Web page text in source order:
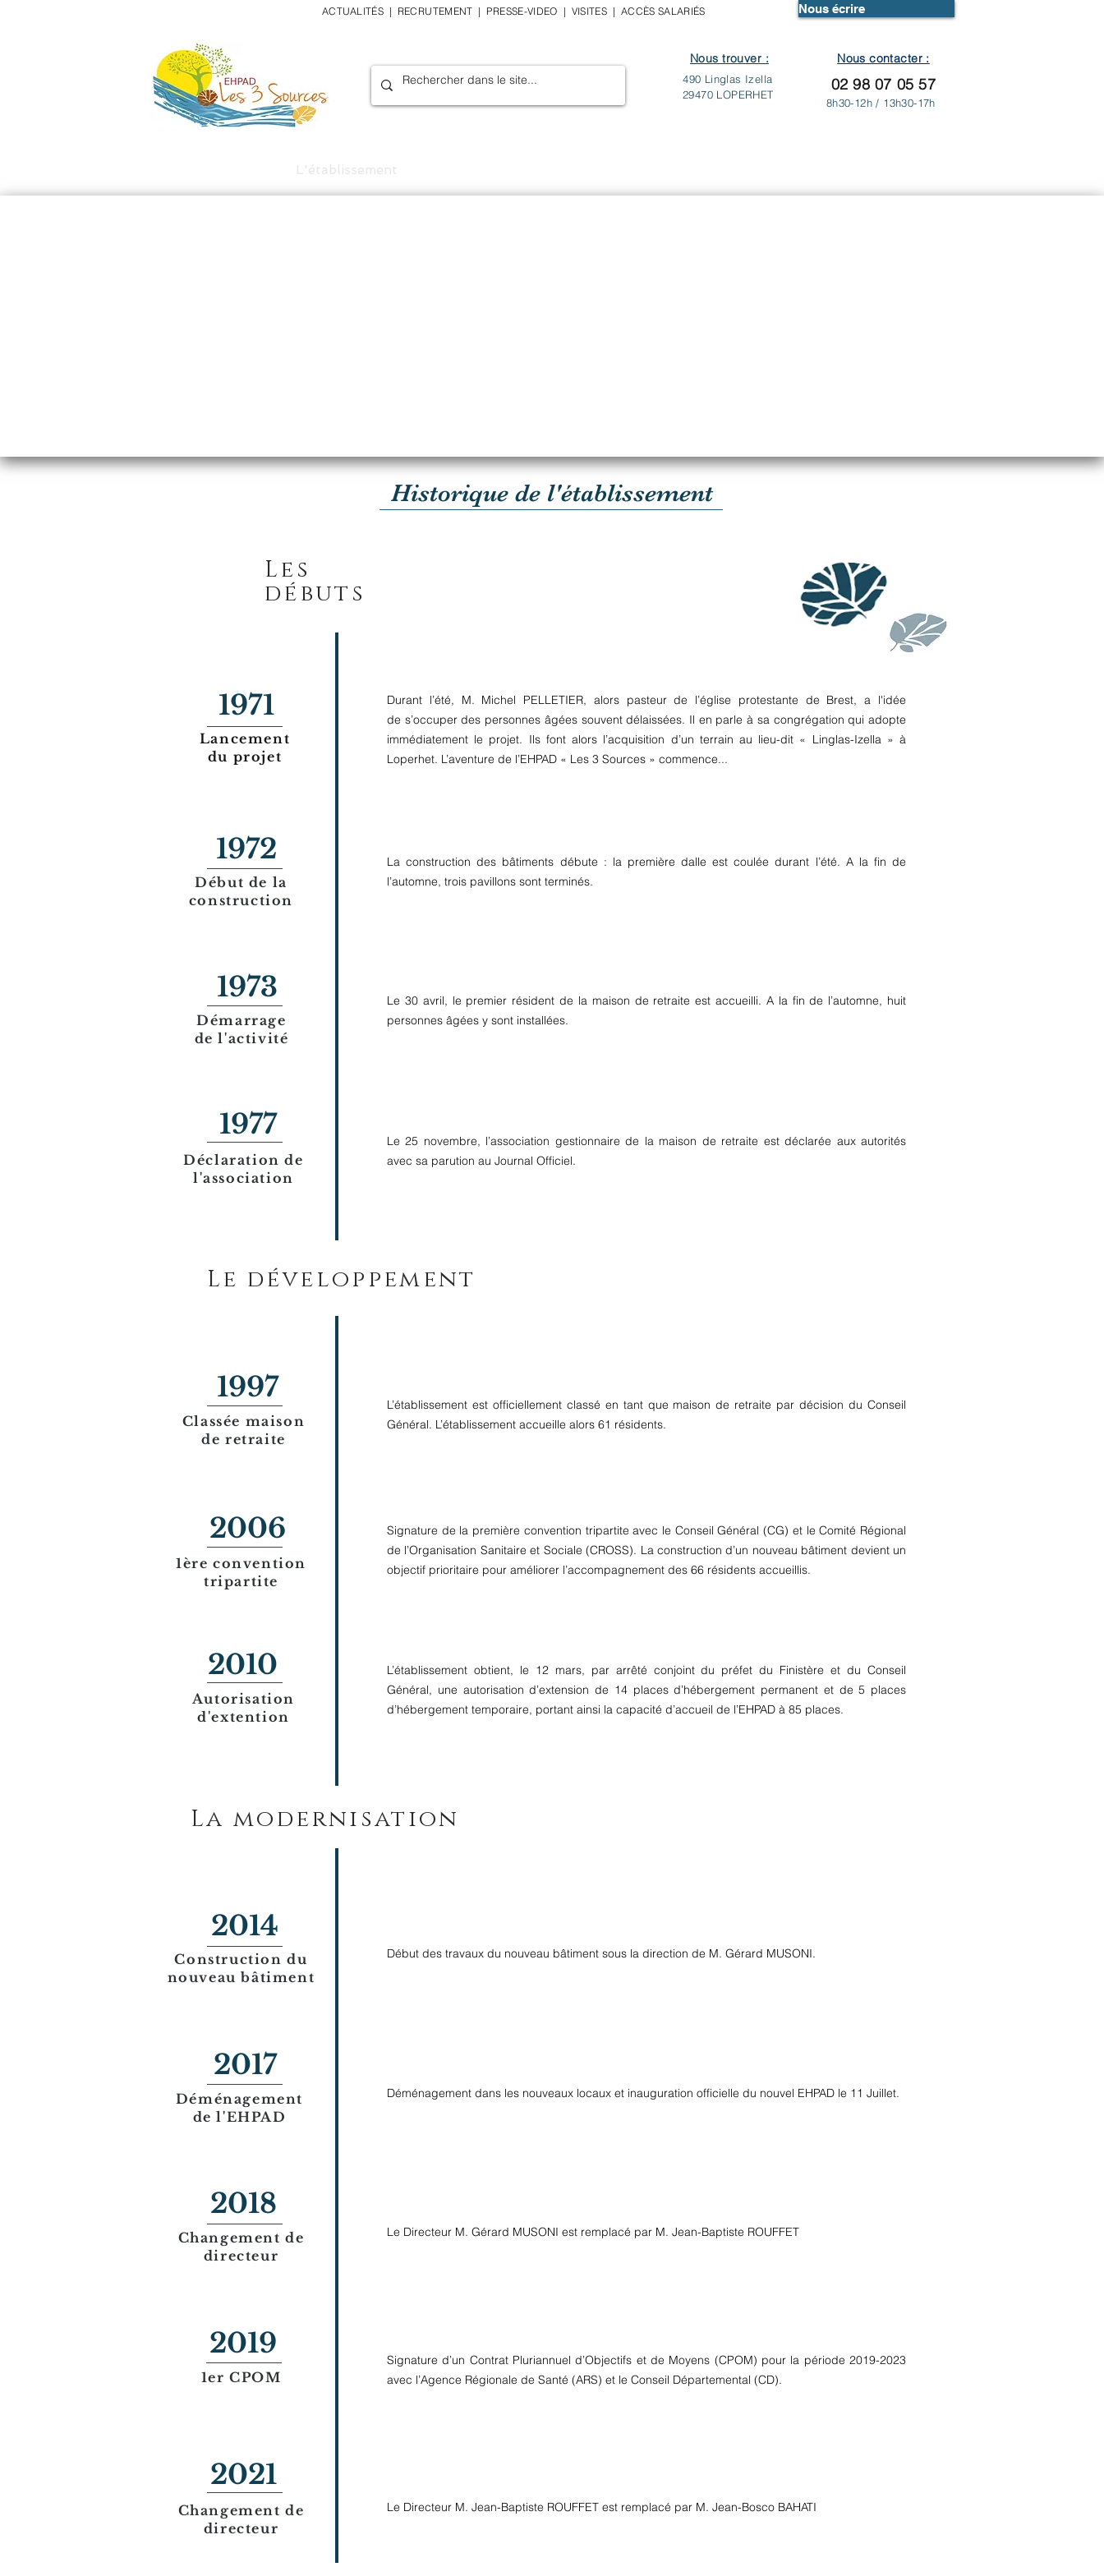
ACTUALITÉS| RECRUTEMENT | PRESSE-VIDEO | VISITES | ACCÈS SALARIÉS
Nous trouver :
490 Linglas Izella
29470 LOPERHET
Nous écrire
Nous contacter :
02 98 07 05 57
8h30-12h / 13h30-17h
L'établissement
Historique de l'établissement
Les
débuts
Lancement
du projet
1971
Durant l’été, M. Michel PELLETIER, alors pasteur de l’église protestante de Brest, a l'idée
de s’occuper des personnes âgées souvent délaissées. Il en parle à sa congrégation qui adopte
immédiatement le projet. Ils font alors l’acquisition d’un terrain au lieu-dit « Linglas-Izella » à
Loperhet. L’aventure de l’EHPAD « Les 3 Sources » commence...
1972
La construction des bâtiments débute : la première dalle est coulée durant l’été. A la fin de
l’automne, trois pavillons sont terminés.
1973
Le 30 avril, le premier résident de la maison de retraite est accueilli. A la fin de l’automne, huit
personnes âgées y sont installées.
Début de la
construction
Démarrage
de l'activité
1977
Le 25 novembre, l’association gestionnaire de la maison de retraite est déclarée aux autorités
avec sa parution au Journal Officiel.
Déclaration de
l'association
Le développement
1997
L’établissement est officiellement classé en tant que maison de retraite par décision du Conseil
Général. L’établissement accueille alors 61 résidents.
Classée maison
de retraite
2006
Signature de la première convention tripartite avec le Conseil Général (CG) et le Comité Régional
de l’Organisation Sanitaire et Sociale (CROSS). La construction d’un nouveau bâtiment devient un
objectif prioritaire pour améliorer l’accompagnement des 66 résidents accueillis.
1ère convention
tripartite
2010
L’établissement obtient, le 12 mars, par arrêté conjoint du préfet du Finistère et du Conseil
Général, une autorisation d’extension de 14 places d’hébergement permanent et de 5 places
d’hébergement temporaire, portant ainsi la capacité d’accueil de l’EHPAD à 85 places.
Autorisation
d'extention
La modernisation
Changement de
directeur
2014
Début des travaux du nouveau bâtiment sous la direction de M. Gérard MUSONI.
Construction du
nouveau bâtiment
2017
Déménagement dans les nouveaux locaux et inauguration officielle du nouvel EHPAD le 11 Juillet.
Déménagement
de l'EHPAD
2018
Le Directeur M. Gérard MUSONI est remplacé par M. Jean-Baptiste ROUFFET
1er CPOM
2019
Signature d’un Contrat Pluriannuel d’Objectifs et de Moyens (CPOM) pour la période 2019-2023
avec l’Agence Régionale de Santé (ARS) et le Conseil Départemental (CD).
2021
Changement de
directeur
Le Directeur M. Jean-Baptiste ROUFFET est remplacé par M. Jean-Bosco BAHATI